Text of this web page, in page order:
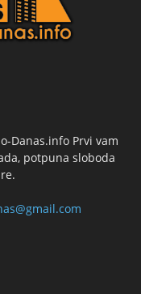
Danas.info Prvi vam
potpuna sloboda